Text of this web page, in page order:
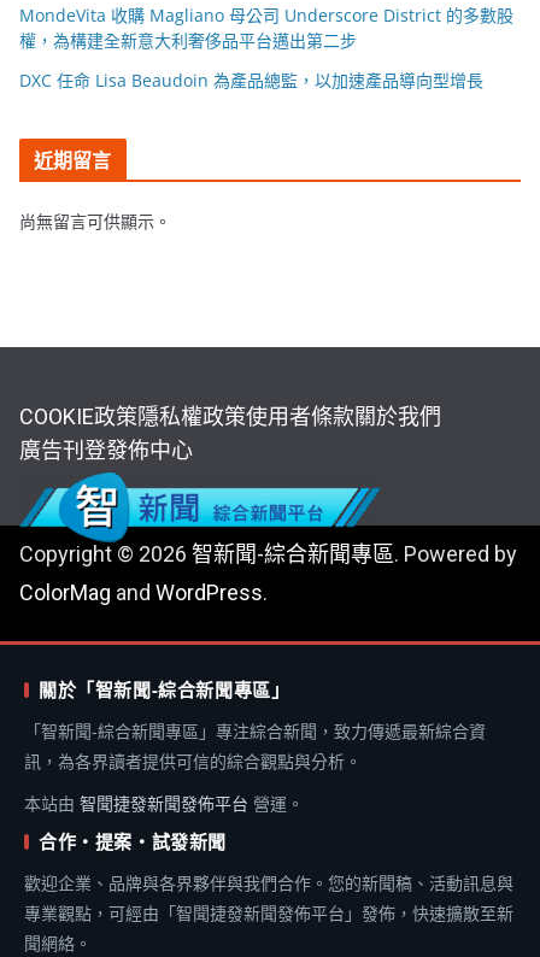
MondeVita 收購 Magliano 母公司 Underscore District 的多數股
權，為構建全新意大利奢侈品平台邁出第二步
DXC 任命 Lisa Beaudoin 為產品總監，以加速產品導向型增長
近期留言
尚無留言可供顯示。
COOKIE政策隱私權政策使用者條款關於我們
廣告刊登發佈中心
Copyright © 2026 智新聞-綜合新聞專區. Powered by
ColorMag and WordPress.
關於「智新聞-綜合新聞專區」
「智新聞-綜合新聞專區」專注綜合新聞，致力傳遞最新綜合資
訊，為各界讀者提供可信的綜合觀點與分析。
本站由 智聞捷發新聞發佈平台 營運。
合作・提案・試發新聞
歡迎企業、品牌與各界夥伴與我們合作。您的新聞稿、活動訊息與
專業觀點，可經由「智聞捷發新聞發佈平台」發佈，快速擴散至新
聞網絡。